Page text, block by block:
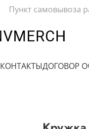
Пункт самовывоза
КОНТАКТЫДОГОВОР